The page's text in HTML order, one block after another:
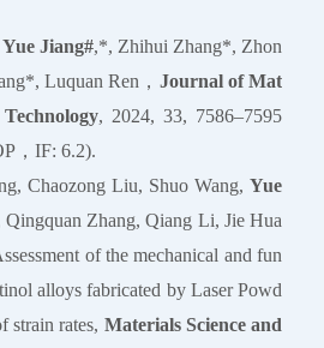
Yue Jiang#,*, Zhihui Zhang*, Zhon
Luquan Ren， Journal of Mat
, 2024, 33, 7586–7595
，IF: 6.2).
Chaozong Liu, Shuo Wang, Yue
Zhang, Qiang Li, Jie Hua
of the mechanical and fun
alloys fabricated by Laser Powd
strain rates, Materials Science and